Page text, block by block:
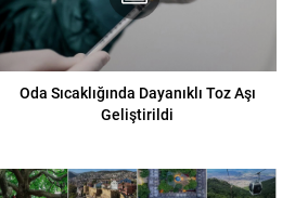
Oda Sıcaklığında Dayanıklı Toz Aşı
Geliştirildi